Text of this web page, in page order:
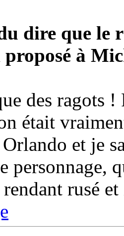
dire que le
à
des ragots
était
Orlando et je
personnage,
rusé